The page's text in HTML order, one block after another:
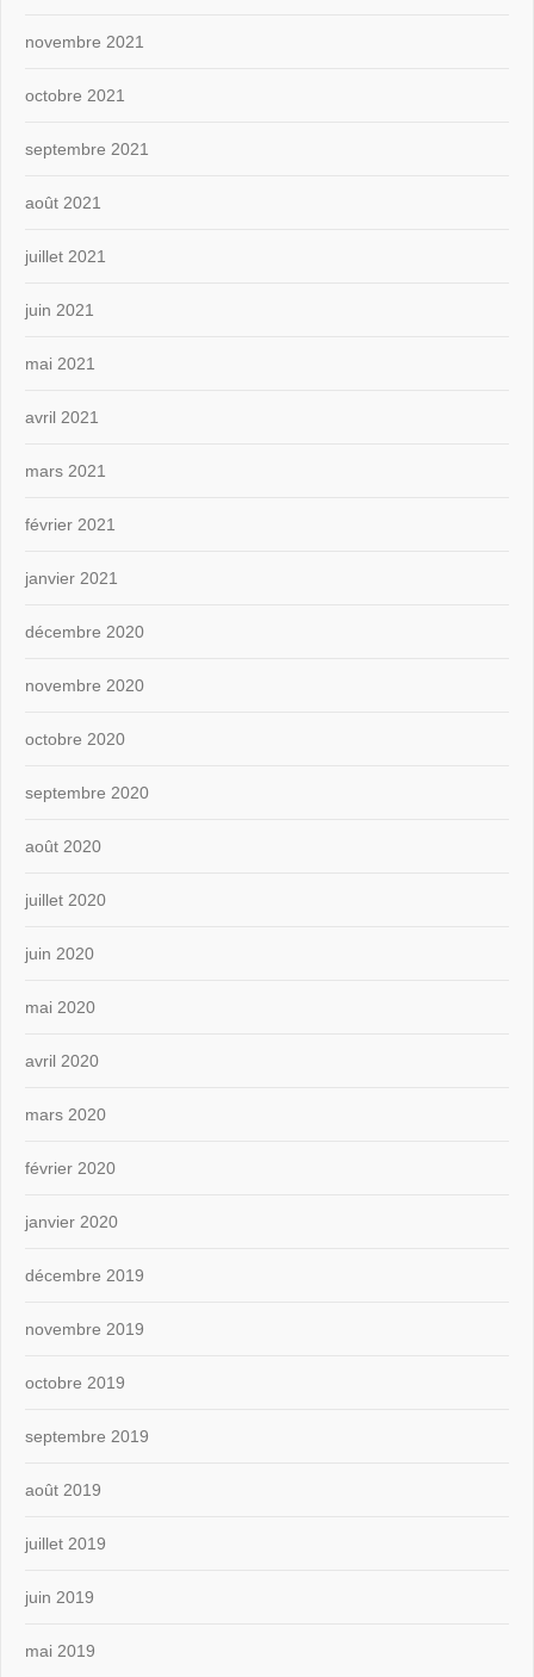
novembre 2021
octobre 2021
septembre 2021
août 2021
juillet 2021
juin 2021
mai 2021
avril 2021
mars 2021
février 2021
janvier 2021
décembre 2020
novembre 2020
octobre 2020
septembre 2020
août 2020
juillet 2020
juin 2020
mai 2020
avril 2020
mars 2020
février 2020
janvier 2020
décembre 2019
novembre 2019
octobre 2019
septembre 2019
août 2019
juillet 2019
juin 2019
mai 2019